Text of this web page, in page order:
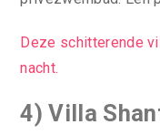
Deze schitterende
nacht.
4) Villa